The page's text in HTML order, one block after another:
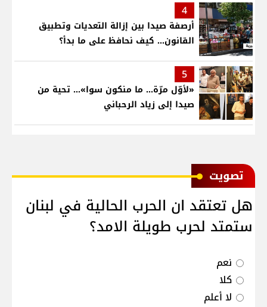
4
أرصفة صيدا بين إزالة التعديات وتطبيق
القانون... كيف نحافظ على ما بدأ؟
5
«لأوّل مرّة… ما منكون سوا»… تحية من
صيدا إلى زياد الرحباني
ﺗﺼﻮﻳﺖ
هل تعتقد ان الحرب الحالية في لبنان
ستمتد لحرب طويلة الامد؟
نعم
كلا
لا أعلم